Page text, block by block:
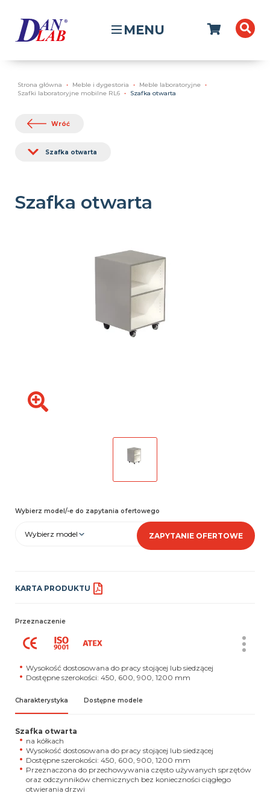
MENU
Strona główna Meble i dygestoria
Meble laboratoryjne
Szafki laboratoryjne mobilne RL6
Szafka otwarta
Wróć
Szafka otwarta
Szafka otwarta
Wybierz model/-e do zapytania ofertowego
Wybierz model ZAPYTANIE OFERTOWE
KARTA PRODUKTU
Przeznaczenie
Wysokość dostosowana do pracy stojącej lub siedzącej
Dostępne szerokości: 450, 600, 900, 1200 mm
Charakterystyka Dostępne modele
Szafka otwarta
na kółkach
Wysokość dostosowana do pracy stojącej lub siedzącej
Dostępne szerokości: 450, 600, 900, 1200 mm
Przeznaczona do przechowywania często używanych sprzętów
oraz odczynników chemicznych bez konieczności ciągłego
otwierania drzwi